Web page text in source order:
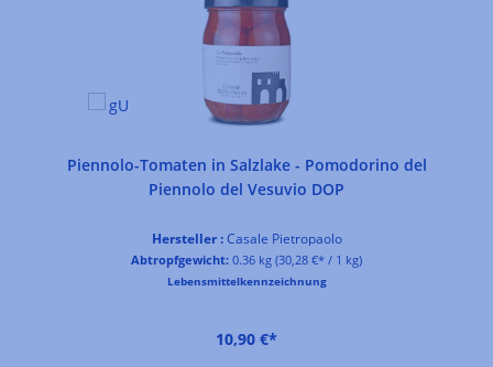
Piennolo-Tomaten in Salzlake - Pomodorino del
Piennolo del Vesuvio DOP
Hersteller :Casale Pietropaolo
Abtropfgewicht: 0.36 kg (30,28 €* / 1 kg)
Lebensmittelkennzeichnung
10,90 €*